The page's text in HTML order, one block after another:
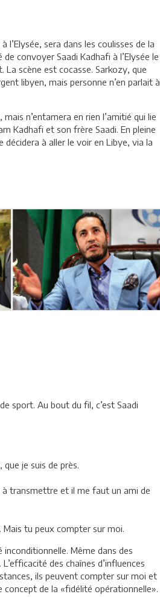
sera dans les coulisses de la
convoyer Saadi Kadhafi à l’Elysée le
scène est cocasse. Sarkozy, que
libyen, mais personne n’en parlait à
n’entamera en rien l’amitié qui lie
Kadhafi et son frère Saadi. En pleine
décidera à aller le voir en Libye, via la
sport. Au bout du fil, c’est Saadi
je suis de près.
à transmettre et il me faut un ami de
Mais tu peux compter sur moi.
Même dans des
des chaînes d’influences
ils peuvent compter sur moi et
de la «fidélité opérationnelle».